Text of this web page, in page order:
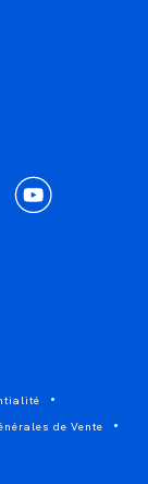
youtube
de Vente